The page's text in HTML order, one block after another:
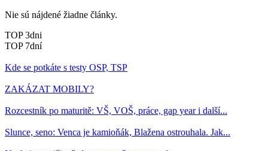
Nie sú nájdené žiadne články.
TOP 3dni
TOP 7dní
Kde se potkáte s testy OSP, TSP
ZAKÁZAT MOBILY?
Rozcestník po maturitě: VŠ, VOŠ, práce, gap year i další...
Slunce, seno: Venca je kamioňák, Blažena ostrouhala. Jak...